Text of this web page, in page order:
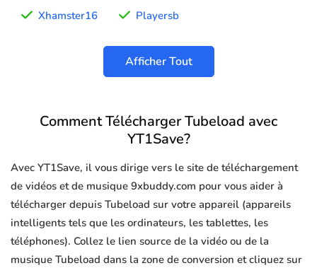
Xhamster16 Playersb
Afficher Tout
Comment Télécharger Tubeload avec
YT1Save?
Avec YT1Save, il vous dirige vers le site de téléchargement
de vidéos et de musique 9xbuddy.com pour vous aider à
télécharger depuis Tubeload sur votre appareil (appareils
intelligents tels que les ordinateurs, les tablettes, les
téléphones). Collez le lien source de la vidéo ou de la
musique Tubeload dans la zone de conversion et cliquez sur